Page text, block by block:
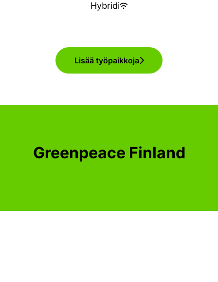
Hybridi
Lisää työpaikkoja
Greenpeace Finland